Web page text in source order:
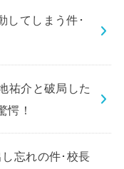
してしまう件･
祐介と破局した
愕！
し忘れの件･校長